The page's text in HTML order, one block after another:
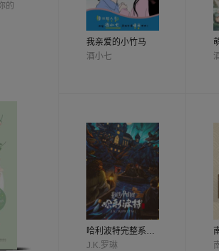
的
我亲爱的小竹马
酒小七
哈利波特完整系列（Harry Potter the Complete Collection）
J.K.罗琳